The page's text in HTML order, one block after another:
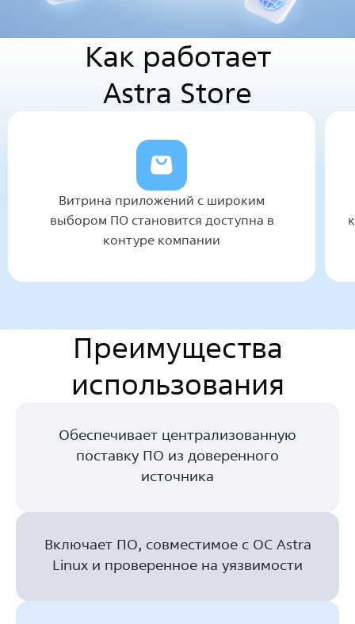
Как работает
Astra Store
Витрина приложений с широким
выбором ПО становится доступна в
контуре компании
Преимущества
использования
Обеспечивает централизованную
поставку ПО из доверенного
источника
Включает ПО, совместимое с ОС Astra
Linux и проверенное на уязвимости